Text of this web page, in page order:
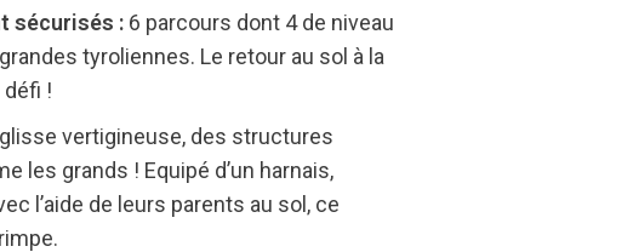
sécurisés : 6 parcours dont 4 de niveau
tyroliennes. Le retour au sol à la
!
vertigineuse, des structures
les grands ! Equipé d’un harnais,
l’aide de leurs parents au sol, ce